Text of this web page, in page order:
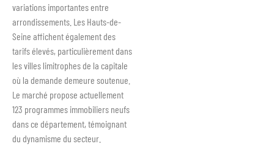
variations importantes entre
arrondissements. Les Hauts-de-
Seine affichent également des
tarifs élevés, particulièrement dans
les villes limitrophes de la capitale
où la demande demeure soutenue.
Le marché propose actuellement
123 programmes immobiliers neufs
dans ce département, témoignant
du dynamisme du secteur.